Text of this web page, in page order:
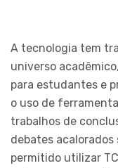
A tecnologia tem
universo
para estudantes e
o uso de
trabalhos de
debates acalorados
permitido utilizar